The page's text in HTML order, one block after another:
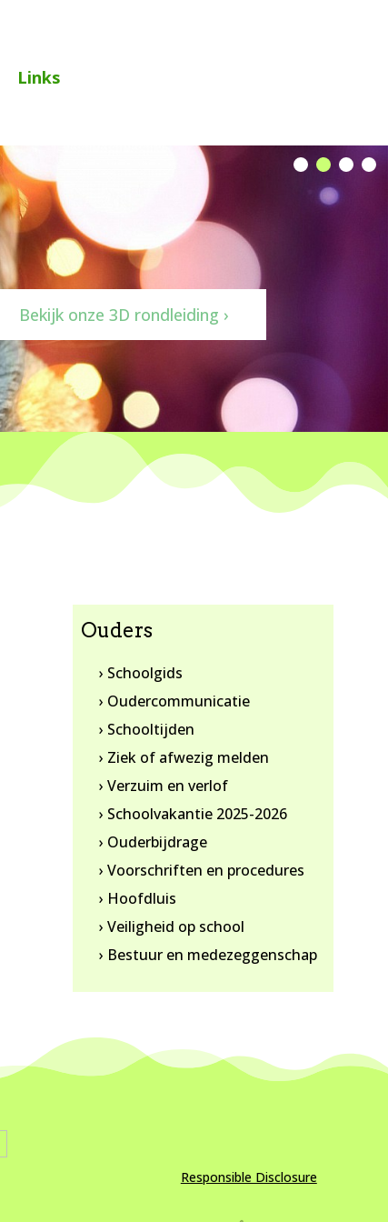
Links
Bekijk onze 3D rondleiding ›
Ouders
› Schoolgids
› Oudercommunicatie
› Schooltijden
› Ziek of afwezig melden
› Verzuim en verlof
› Schoolvakantie 2025-2026
› Ouderbijdrage
› Voorschriften en procedures
› Hoofdluis
› Veiligheid op school
› Bestuur en medezeggenschap
Responsible Disclosure